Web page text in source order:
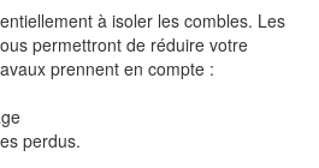
à isoler les combles. Les
permettront de réduire votre
prennent en compte :
perdus.